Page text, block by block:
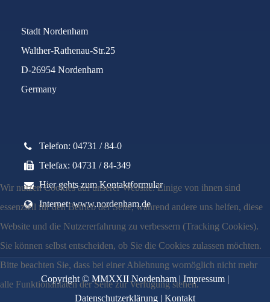
Stadt Nordenham
Walther-Rathenau-Str.25
D-26954 Nordenham
Germany
Telefon: 04731 / 84-0
Telefax: 04731 / 84-349
Hier gehts zum Kontaktformular
Internet: www.nordenham.de
Copyright © MMXXII Nordenham |Impressum |
Datenschutzerklärung | Kontakt
Wir nutzen Cookies auf unserer Website. Einige von ihnen sind
essenziell für den Betrieb der Seite, während andere uns helfen, diese
Website und die Nutzererfahrung zu verbessern (Tracking Cookies).
Sie können selbst entscheiden, ob Sie die Cookies zulassen möchten.
Bitte beachten Sie, dass bei einer Ablehnung womöglich nicht mehr
alle Funktionalitäten der Seite zur Verfügung stehen.